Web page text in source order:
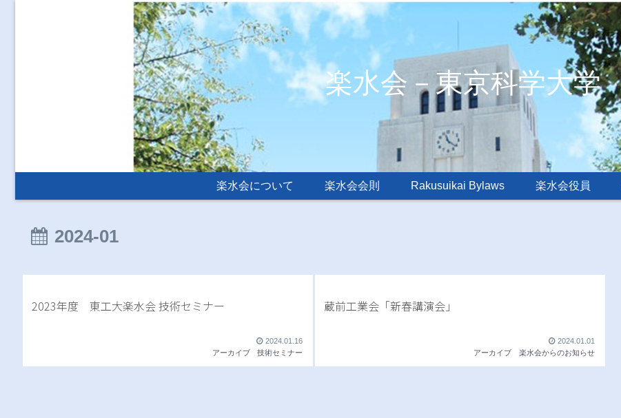
楽水会－東京科学大学
楽水会について 楽水会会則 Rakusuikai Bylaws 楽水会役員
2024-01
2023年度 東工大楽水会 技術セミナー
2024.01.16
アーカイブ
技術セミナー
蔵前工業会「新春講演会」
2024.01.01
アーカイブ
楽水会からのお知らせ